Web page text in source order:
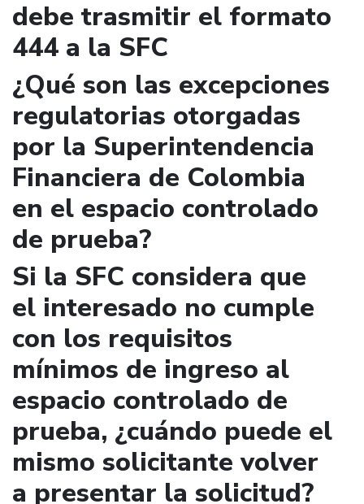
debe trasmitir el formato
444 a la SFC
¿Qué son las excepciones
regulatorias otorgadas
por la Superintendencia
Financiera de Colombia
en el espacio controlado
de prueba?
Si la SFC considera que
el interesado no cumple
con los requisitos
mínimos de ingreso al
espacio controlado de
prueba, ¿cuándo puede el
mismo solicitante volver
a presentar la solicitud?